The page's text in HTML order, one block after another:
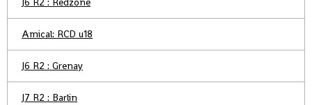
Amical: RCD u18
J6 R2 : Grenay
J7 R2 : Barlin